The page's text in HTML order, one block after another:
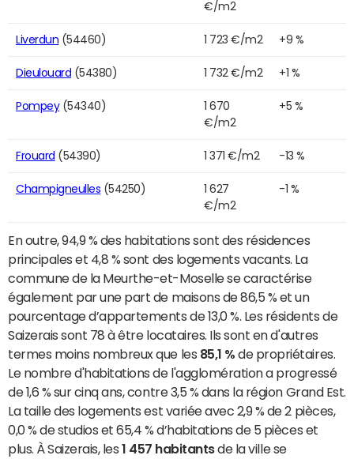
€/m2
Liverdun (54460) 1 723 €/m2 +9 %
Dieulouard (54380) 1 732 €/m2 +1 %
Pompey(54340)
1 670
€/m2
+5 %
Frouard (54390) 1 371 €/m2 -13 %
Champigneulles (54250)
1 627
€/m2
-1 %
En outre, 94,9 % des habitations sont des résidences
principales et 4,8 % sont des logements vacants. La
commune de la Meurthe-et-Moselle se caractérise
également par une part de maisons de 86,5 % et un
pourcentage d’appartements de 13,0 %. Les résidents de
Saizerais sont 78 à être locataires. Ils sont en d'autres
termes moins nombreux que les 85,1 % de propriétaires.
Le nombre d'habitations de l'agglomération a progressé
de 1,6 % sur cinq ans, contre 3,5 % dans la région Grand Est.
La taille des logements est variée avec 2,9 % de 2 pièces,
0,0 % de studios et 65,4 % d’habitations de 5 pièces et
plus. À Saizerais, les 1 457 habitantsde la ville se